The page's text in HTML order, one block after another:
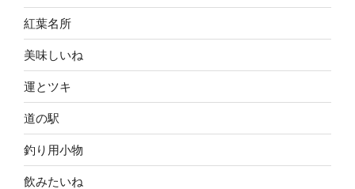
紅葉名所
美味しいね
運とツキ
道の駅
釣り用小物
飲みたいね